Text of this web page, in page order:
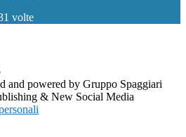
volte
and powered by Gruppo Spaggiari
& New Social Media